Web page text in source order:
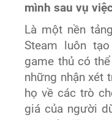
mình sau vụ
Là một nền
Steam luôn
game thủ có
những nhận xét
họ về các trò
giá của người